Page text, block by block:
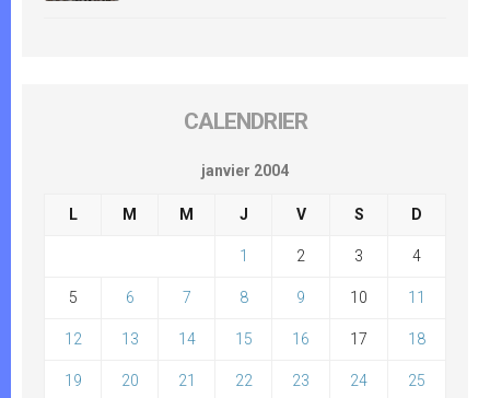
CALENDRIER
janvier 2004
L M M J V S D
1 2 3 4
5 6 7 8 9 10 11
12 13 14 15 16 17 18
19 20 21 22 23 24 25